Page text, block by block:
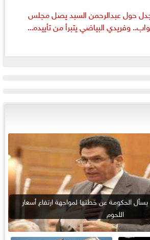
حول عبدالرحمن السبد يصل مجلس
وفريدي البياضي يتبرأ من تأييده...
الحكومة عن خطتها لمواجهة ارتفاع أسعار
اللحوم